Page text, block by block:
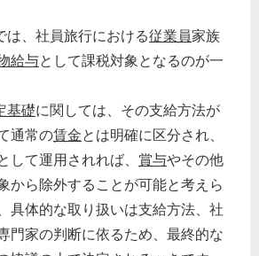
は、社員旅行における従業員家族
給与として課税対象となるのが一
基礎に関しては、その支給方法が
通常の賃金とは明確に区分され、
して運用されれば、 賞与やその他
から除外することが可能と考えら
具体的な取り扱いは支給方法、社
門家の判断に依るため、最終的な